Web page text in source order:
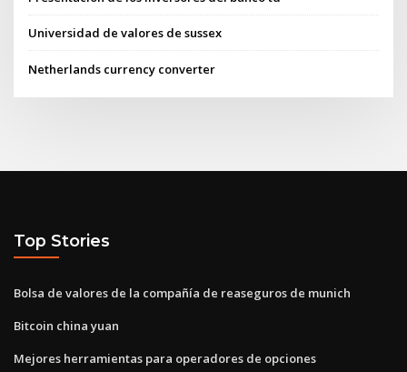
Universidad de valores de sussex
Netherlands currency converter
Top Stories
Bolsa de valores de la compañía de reaseguros de munich
Bitcoin china yuan
Mejores herramientas para operadores de opciones